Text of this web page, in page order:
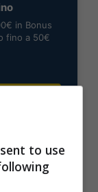
in Bonus
fino a 50€
to use